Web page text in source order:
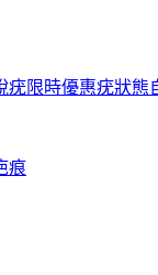
疣限時優惠疣狀態
痕